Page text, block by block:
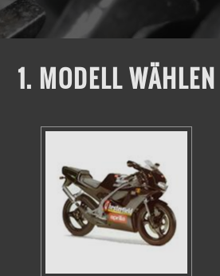
1. MODELL WÄHLEN